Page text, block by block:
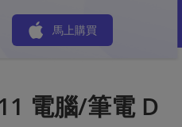
馬上購買
電腦/筆電 D